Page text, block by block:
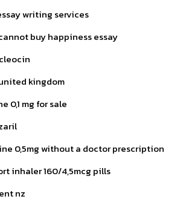
writing services
buy happiness essay
kingdom
0,1 mg for sale
0,5mg without a doctor prescription
inhaler 160/4,5mcg pills
nz